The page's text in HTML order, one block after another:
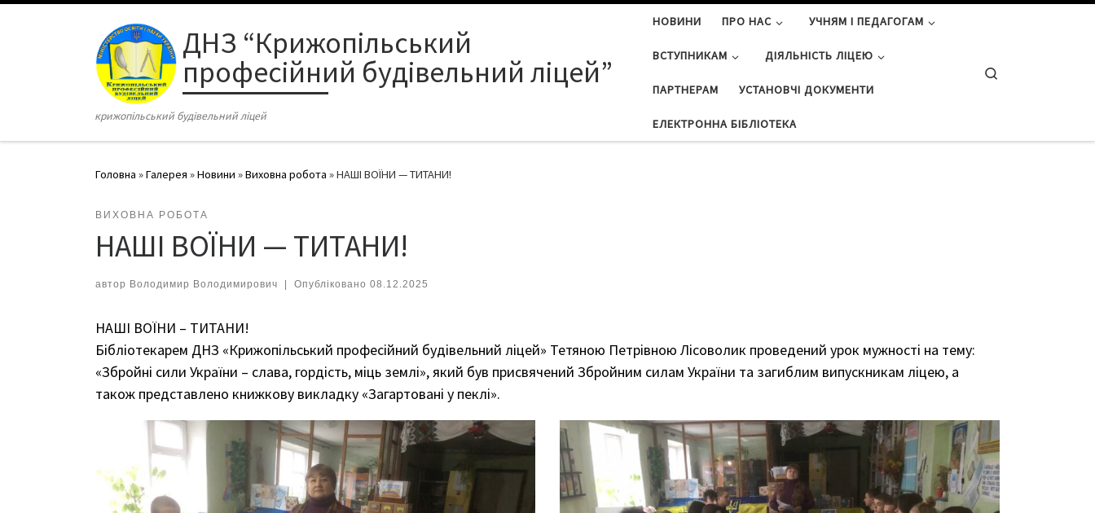
Перейти до вмісту
ДНЗ “Крижопільський
професійний будівельний ліцей”
крижопільський будівельний ліцей
НОВИНИ ПРО НАС УЧНЯМ І ПЕДАГОГАМ
ВСТУПНИКАМ ДІЯЛЬНІСТЬ ЛІЦЕЮ
ПАРТНЕРАМ УСТАНОВЧІ ДОКУМЕНТИ
ЕЛЕКТРОННА БІБЛІОТЕКА
Головна »Галерея »Новини »Виховна робота »НАШІ ВОЇНИ — ТИТАНИ!
ВИХОВНА РОБОТА
НАШІ ВОЇНИ — ТИТАНИ!
автор Володимир Володимирович Опубліковано 08.12.2025
НАШІ ВОЇНИ – ТИТАНИ!
Бібліотекарем ДНЗ «Крижопільський професійний будівельний ліцей» Тетяною Петрівною Лісоволик проведений урок мужності на тему:
«Збройні сили України – слава, гордість, міць землі», який був присвячений Збройним силам України та загиблим випускникам ліцею, а
також представлено книжкову викладку «Загартовані у пеклі».